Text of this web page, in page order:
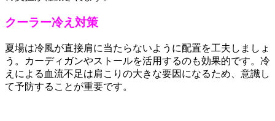
クーラー冷え対策
夏場は冷風が直接肩に当たらないように配置を工夫しましょ
う。カーディガンやストールを活用するのも効果的です。冷
えによる血流不足は肩こりの大きな要因になるため、意識し
て予防することが重要です。